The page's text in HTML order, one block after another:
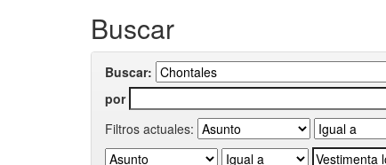
Buscar
Buscar:
por
Filtros actuales: